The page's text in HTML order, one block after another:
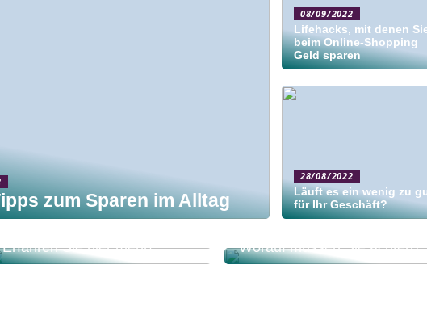
zum Sparen im Alltag
08/09/2022
Lifehacks, mit denen
beim Online-Shopping
Geld sparen
28/08/2022
Läuft es ein wenig zu
für Ihr Geschäft?
Welche Arten von
Erfahren Sie hier mehr!
Worauf müssen Sie achten?